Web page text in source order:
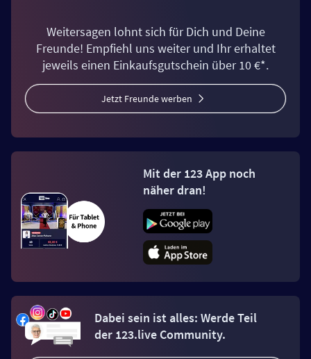
Weitersagen lohnt sich für Dich und Deine
Freunde! Empfiehl uns weiter und Ihr erhaltet
jeweils einen Einkaufsgutschein über 10 €*.
Jetzt Freunde werben
Mit der 123 App noch
näher dran!
Dabei sein ist alles: Werde Teil
der 123.live Community.